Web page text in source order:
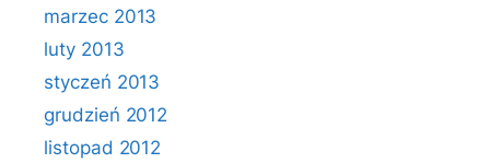
marzec 2013
luty 2013
styczeń 2013
grudzień 2012
listopad 2012